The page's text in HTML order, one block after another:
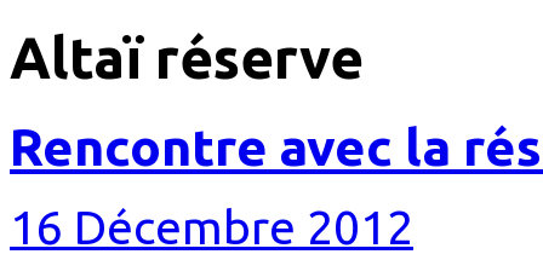
Altaï réserve
Rencontre avec la
16 Décembre 2012